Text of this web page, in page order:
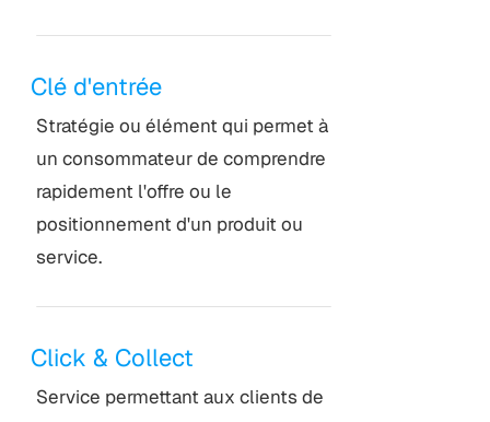
Clé d'entrée
Stratégie ou élément qui permet à
un consommateur de comprendre
rapidement l'offre ou le
positionnement d'un produit ou
service.
Click & Collect
Service permettant aux clients de